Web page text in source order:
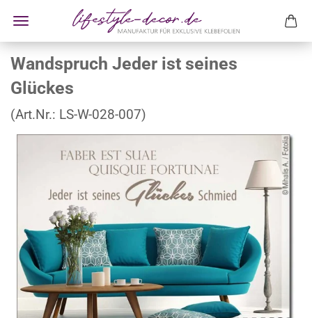
Wandspruch Jeder ist seines
Glückes
(Art.Nr.: LS-W-028-007)